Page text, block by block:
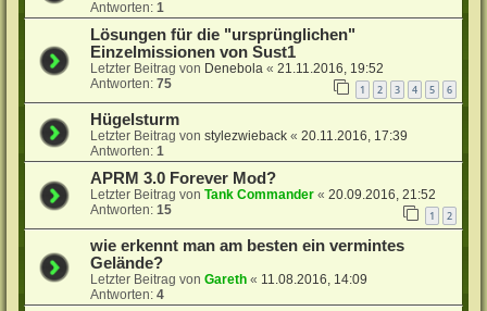
Antworten:1
Lösungen für die "ursprünglichen"
Einzelmissionen von Sust1
Letzter Beitrag von Denebola «21.11.2016, 19:52
Antworten:75 1 2 3 4 5 6
Hügelsturm
Letzter Beitrag vonstylezwieback «20.11.2016, 17:39
Antworten:1
APRM 3.0 Forever Mod?
Letzter Beitrag vonTank Commander «20.09.2016, 21:52
Antworten:15 1 2
wie erkennt man am besten ein vermintes
Gelände?
Letzter Beitrag vonGareth « 11.08.2016, 14:09
Antworten:4